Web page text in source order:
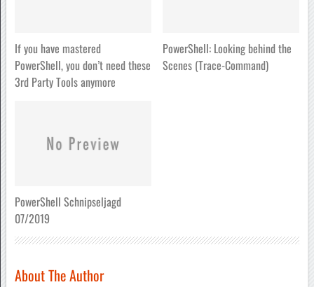
If you have mastered
PowerShell, you don’t need these
3rd Party Tools anymore
PowerShell: Looking behind the
Scenes (Trace-Command)
PowerShell Schnipseljagd
07/2019
About The Author